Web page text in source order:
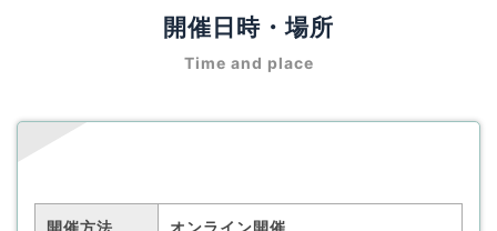
開催日時・場所
Time and place
開催方法 オンライン開催